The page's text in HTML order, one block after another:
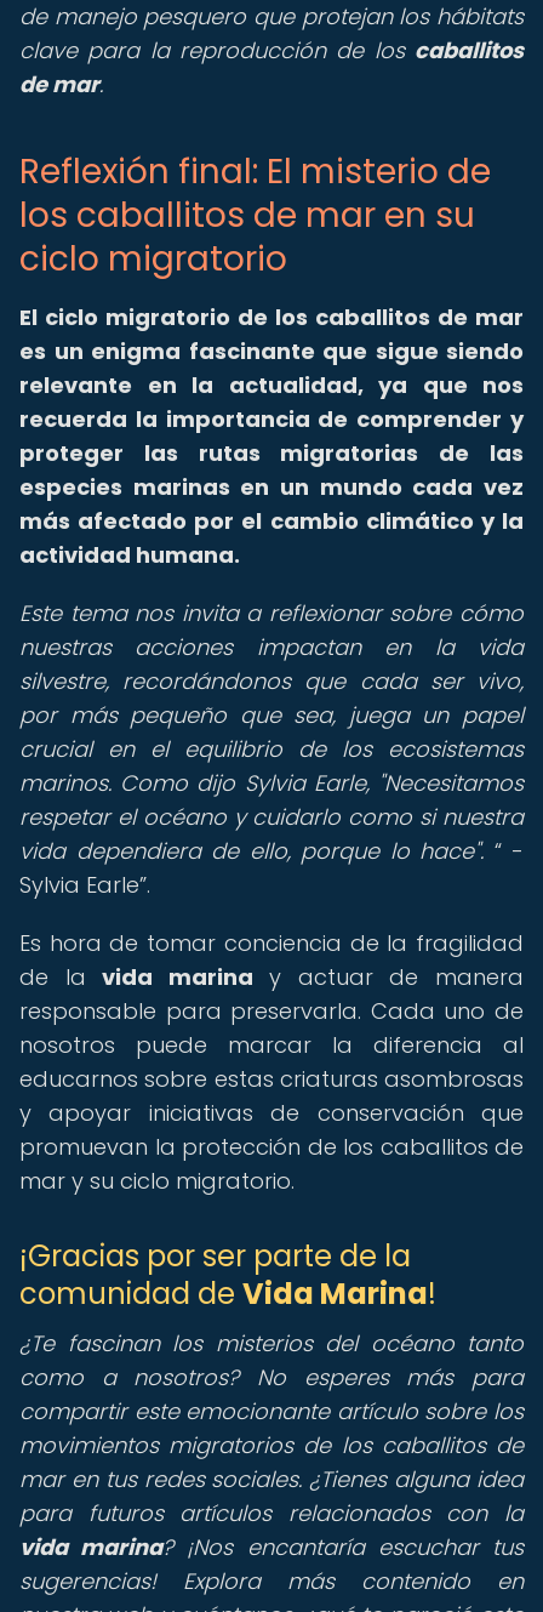
de manejo pesquero que protejan los hábitats
clave para la reproducción de los caballitos
de mar.
Reflexión final: El misterio de
los caballitos de mar en su
ciclo migratorio
El ciclo migratorio de los caballitos de mar
es un enigma fascinante que sigue siendo
relevante en la actualidad, ya que nos
recuerda la importancia de comprender y
proteger las rutas migratorias de las
especies marinas en un mundo cada vez
más afectado por el cambio climático y la
actividad humana.
Este tema nos invita a reflexionar sobre cómo
nuestras acciones impactan en la vida
silvestre, recordándonos que cada ser vivo,
por más pequeño que sea, juega un papel
crucial en el equilibrio de los ecosistemas
marinos. Como dijo Sylvia Earle, "Necesitamos
respetar el océano y cuidarlo como si nuestra
vida dependiera de ello, porque lo hace". -
Sylvia Earle .
Es hora de tomar conciencia de la fragilidad
de lavida marina y actuar de manera
responsable para preservarla. Cada uno de
nosotros puede marcar la diferencia al
educarnos sobre estas criaturas asombrosas
y apoyar iniciativas de conservación que
promuevan la protección de los caballitos de
mar y su ciclo migratorio.
¡Gracias por ser parte de la
comunidad de Vida Marina!
¿Te fascinan los misterios del océano tanto
como a nosotros? No esperes más para
compartir este emocionante artículo sobre los
movimientos migratorios de los caballitos de
mar en tus redes sociales. ¿Tienes alguna idea
para futuros artículos relacionados con la
vida marina? ¡Nos encantaría escuchar tus
sugerencias! Explora más contenido en